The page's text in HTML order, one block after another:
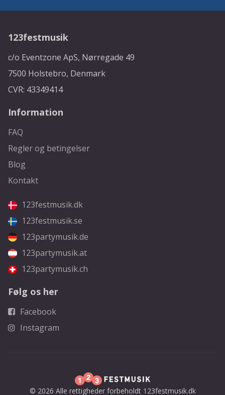
123festmusik
c/o Eventzone ApS, Nørregade 49
7500 Holstebro, Denmark
CVR: 43349414
Information
FAQ
Regler og betingelser
Blog
Kontakt
123festmusik.dk
123festmusik.se
123partymusik.de
123partymusik.at
123partymusik.ch
Følg os her
Facebook
Instagram
© 2026 Alle rettigheder forbeholdt 123festmusik.dk